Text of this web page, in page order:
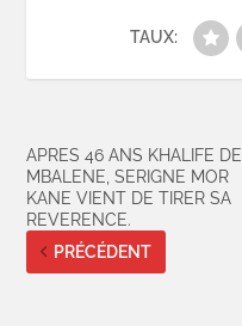
TAUX:
APRES 46 ANS KHALIFE DE
MBALENE, SERIGNE MOR
KANE VIENT DE TIRER SA
REVERENCE.
PRÉCÉDENT